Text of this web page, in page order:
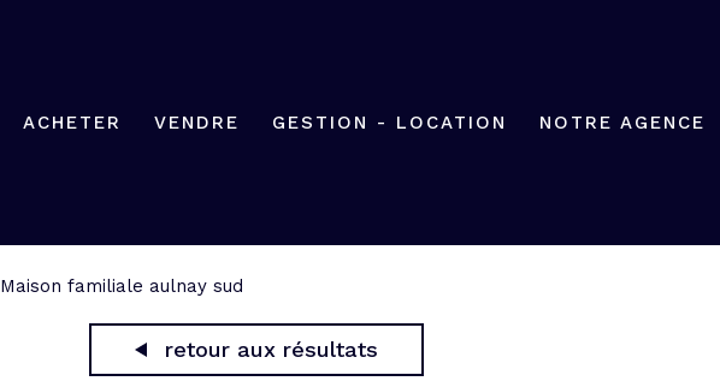
ACHETER VENDRE GESTION - LOCATION NOTRE AGENCE
Maison familiale aulnay sud
retour aux résultats